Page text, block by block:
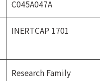
C045A047A
INERTCAP 1701
Research Family